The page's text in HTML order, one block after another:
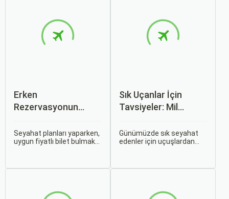
Erken
Rezervasyonun
Otobüs Bileti Satın
Alma İpuçları
Seyahat planları yaparken,
uygun fiyatlı bilet bulmak
seyahatin maliyetini
Sık Uçanlar İçin
Tavsiyeler: Mil
Günümüzde sık seyahat
edenler için uçuşlardan